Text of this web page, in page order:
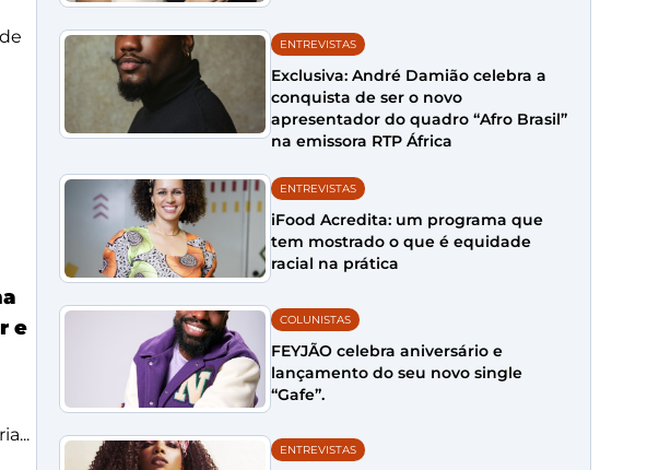
e
ENTREVISTAS
Exclusiva: André Damião celebra a
conquista de ser o novo
apresentador do quadro “Afro Brasil”
na emissora RTP África
ENTREVISTAS
iFood Acredita: um programa que
tem mostrado o que é equidade
racial na prática
COLUNISTAS
FEYJÃO celebra aniversário e
lançamento do seu novo single
“Gafe”.
ENTREVISTAS